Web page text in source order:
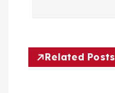
v
Related Posts